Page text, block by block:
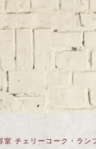
室 チェリーコーク・ラン